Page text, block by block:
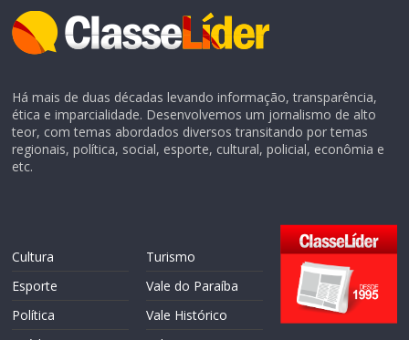
Há mais de duas décadas levando informação, transparência,
ética e imparcialidade. Desenvolvemos um jornalismo de alto
teor, com temas abordados diversos transitando por temas
regionais, política, social, esporte, cultural, policial, econômia e
etc.
Cultura
Esporte
Política
Turismo
Vale do Paraíba
Vale Histórico